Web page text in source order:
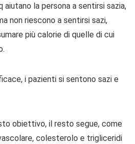
la persona a sentirsi sazia,
non riescono a sentirsi sazi,
più calorie di quelle di cui
i pazienti si sentono sazi e
obiettivo, il resto segue, come
colesterolo e trigliceridi